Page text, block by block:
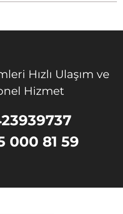
Hızlı Ulaşım ve
Hizmet
000 81 59